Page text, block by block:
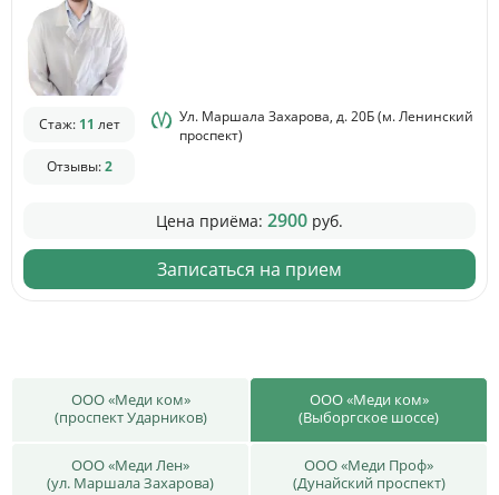
Стаж: 11 лет
Отзывы:2
Ул. Маршала Захарова, д. 20Б (м. Ленинский
проспект)
Цена приёма: 2900руб.
Записаться на прием
ООО «Меди ком»
(проспект Ударников)
ООО «Меди ком»
(Выборгское шоссе)
ООО «Меди Лен»
(ул. Маршала Захарова)
ООО «Меди Проф»
(Дунайский проспект)